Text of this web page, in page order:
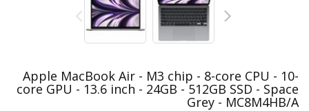
Apple MacBook Air - M3 chip - 8-core CPU - 10-
core GPU - 13.6 inch - 24GB - 512GB SSD - Space
Grey - MC8M4HB/A